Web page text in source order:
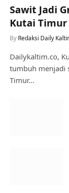
Sawit Jadi
Kutai Timur
By Redaksi Daily
Dailykaltim.co,
tumbuh menjadi
Timur…